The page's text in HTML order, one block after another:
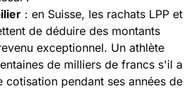
: en Suisse, les rachats LPP et
de déduire des montants
exceptionnel. Un athlète
de milliers de francs s'il a
cotisation pendant ses années de